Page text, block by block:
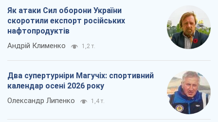
Як атаки Сил оборони України
скоротили експорт російських
нафтопродуктів
Андрій Клименко 1,2 т.
Два супертурніри Магучіх: спортивний
календар осені 2026 року
Олександр Липенко 1,4 т.